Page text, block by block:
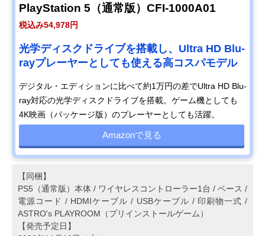
PlayStation 5（通常版）CFI-1000A01
税込み54,978円
光学ディスクドライブを搭載し、Ultra HD Blu-
rayプレーヤーとしても使える高コスパモデル
デジタル・エディションに比べて約1万円の差でUltra HD Blu-
ray対応の光学ディスクドライブを搭載。ゲーム機としても
4K映画（パッケージ版）のプレーヤーとしても活躍。
Amazonで見る
【同梱】
PS5（通常版）本体 / ワイヤレスコントローラー1台 / ベース /
電源コード / HDMIケーブル / USBケーブル / 印刷物一式 /
ASTRO's PLAYROOM（プリインストールゲーム）
【発売予定日】